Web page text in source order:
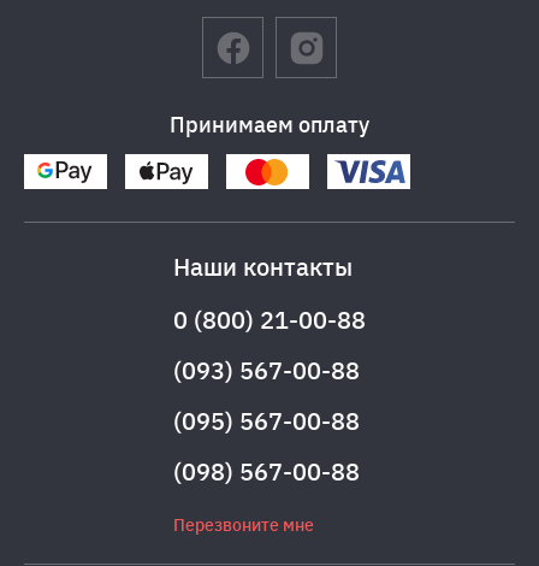
Принимаем оплату
Наши контакты
0 (800) 21-00-88
(093) 567-00-88
(095) 567-00-88
(098) 567-00-88
Перезвоните мне